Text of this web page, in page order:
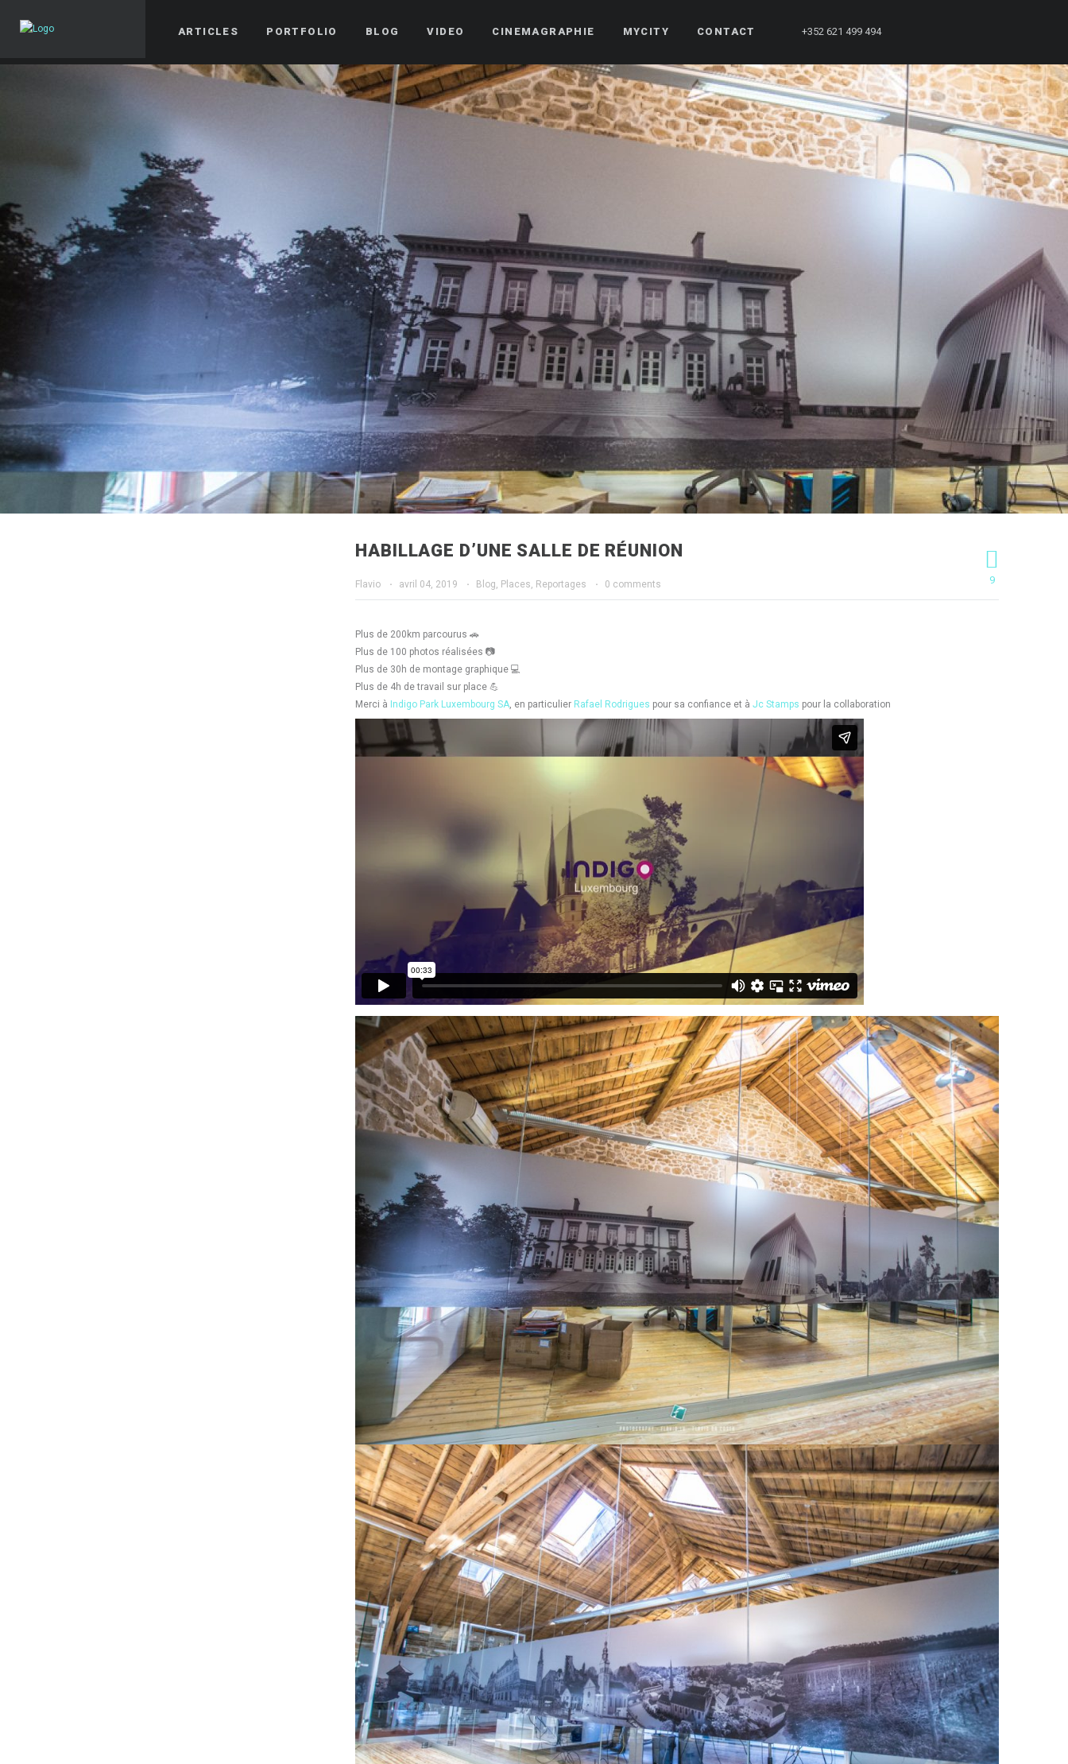
ARTICLES PORTFOLIO BLOG VIDEO CINEMAGRAPHIE MYCITY CONTACT +352 621 499 494
HABILLAGE D’UNE SALLE DE RÉUNION
Flavio · avril 04, 2019 · Blog, Places, Reportages · 0 comments 9
Plus de 200km parcourus 🚗
Plus de 100 photos réalisées 📷
Plus de 30h de montage graphique 💻
Plus de 4h de travail sur place 💪
Merci à Indigo Park Luxembourg SA, en particulier Rafael Rodrigues pour sa confiance et à Jc Stamps pour la collaboration